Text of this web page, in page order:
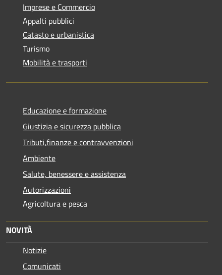
Imprese e Commercio
Appalti pubblici
Catasto e urbanistica
Turismo
Mobilità e trasporti
Educazione e formazione
Giustizia e sicurezza pubblica
Tributi,finanze e contravvenzioni
Ambiente
Salute, benessere e assistenza
Autorizzazioni
Agricoltura e pesca
NOVITÀ
Notizie
Comunicati